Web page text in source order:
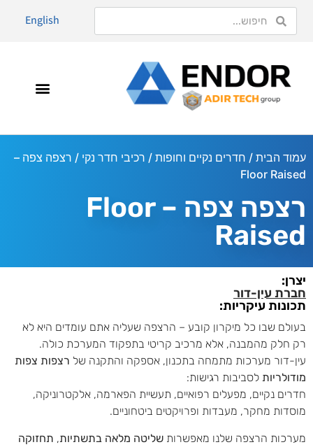
English
עמוד הבית / חדרים נקיים וחופות / רכיבי חדר נקי / רצפה צפה –
Floor Raised
רצפה צפה – Floor
Raised
יצרן:
חברת עין-דור
תכונות עיקריות:
בעולם שבו כל מיקרון קובע – הרצפה שעליה אתם עומדים היא לא
רק חלק מהמבנה, אלא מרכיב קריטי בתפקוד המערכת כולה.
עין-דור מערכות מתמחה בתכנון, אספקה והתקנה של רצפות צפות
מודולריות לסביבות רגישות:
חדרים נקיים, מפעלים רפואיים, תעשיית הפארמה, אלקטרוניקה,
מוסדות מחקר, מעבדות ופרויקטים ביטחוניים.
מערכות הרצפה שלנו מאפשרות שליטה מלאה בתשתיות, תחזוקה